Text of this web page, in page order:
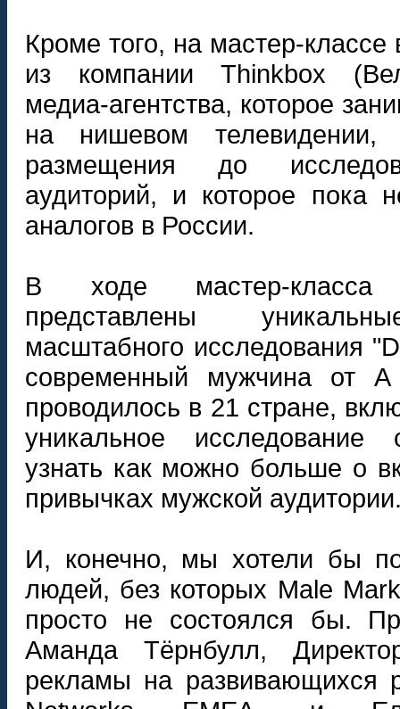
Кроме того, на мастер-классе
из компании Thinkbox
медиа-агентства, которое
на нишевом
размещения до
аудиторий, и которое пока
аналогов в России.
В ходе мастер-
представлены
масштабного исследования
современный мужчина от
проводилось в 21 стране,
уникальное исследование
узнать как можно больше о
привычках мужской
И, конечно, мы хотели бы
людей, без которых Male
просто не состоялся бы.
Аманда Тёрнбулл,
рекламы на развивающихся